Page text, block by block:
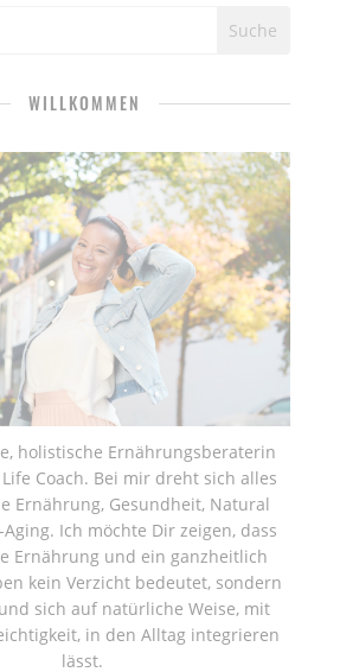
WILLKOMMEN
holistische Ernährungsberaterin
Coach. Bei mir dreht sich alles
Ernährung, Gesundheit, Natural
Ich möchte Dir zeigen, dass
Ernährung und ein ganzheitlich
kein Verzicht bedeutet, sondern
sich auf natürliche Weise, mit
in den Alltag integrieren
lässt.